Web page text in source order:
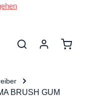
BRUSH GUM